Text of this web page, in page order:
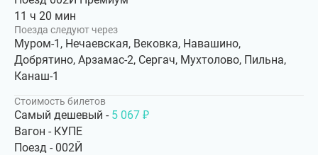
11 ч 20 мин
Поезда следуют через
Муром-1, Нечаевская, Вековка, Навашино,
Добрятино, Арзамас-2, Сергач, Мухтолово, Пильна,
Канаш-1
Стоимость билетов
Самый дешевый - 5 067 ₽
Вагон - КУПЕ
Поезд - 002Й